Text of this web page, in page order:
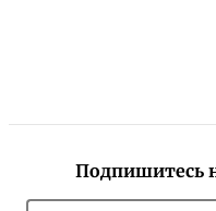
Подпишитесь